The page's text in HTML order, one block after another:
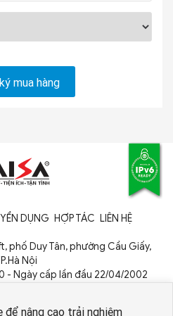
nâng cao trải nghiệm
DỤNG HỢP TÁC LIÊN HỆ
phố Duy Tân, phường Cầu Giấy,
Nội
- Ngày cấp lần đầu 22/04/2002